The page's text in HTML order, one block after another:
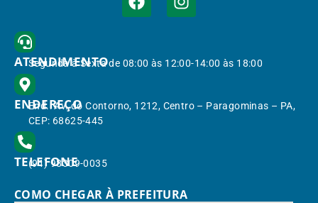
ATENDIMENTO
Segunda à Sexta de 08:00 às 12:00-14:00 às 18:00
ENDEREÇO
End.: Av. do Contorno, 1212, Centro – Paragominas – PA,
CEP: 68625-445
TELEFONE
(91) 98309-0035
COMO CHEGAR À PREFEITURA